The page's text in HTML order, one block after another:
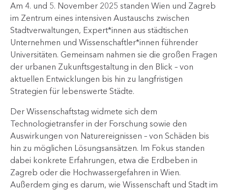
Am 4. und 5. November 2025 standen Wien und Zagreb
im Zentrum eines intensiven Austauschs zwischen
Stadtverwaltungen, Expert*innen aus städtischen
Unternehmen und Wissenschaftler*innen führender
Universitäten. Gemeinsam nahmen sie die großen Fragen
der urbanen Zukunftsgestaltung in den Blick – von
aktuellen Entwicklungen bis hin zu langfristigen
Strategien für lebenswerte Städte.
Der Wissenschaftstag widmete sich dem
Technologietransfer in der Forschung sowie den
Auswirkungen von Naturereignissen – von Schäden bis
hin zu möglichen Lösungsansätzen. Im Fokus standen
dabei konkrete Erfahrungen, etwa die Erdbeben in
Zagreb oder die Hochwassergefahren in Wien.
Außerdem ging es darum, wie Wissenschaft und Stadt im